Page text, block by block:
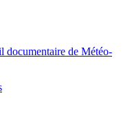
documentaire de Météo-